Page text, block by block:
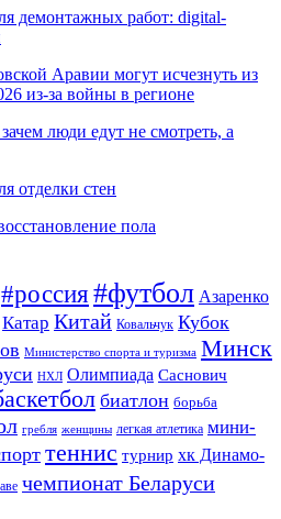
демонтажных работ: digital-
Аравии могут исчезнуть из
из-за войны в регионе
люди едут не смотреть, а
отделки стен
пола
#россия#футбол Азаренко
Катар Китай Ковальчук Кубок
Министерство спорта и туризма Минск
НХЛ Олимпиада Саснович
биатлон борьба
гребля женщины легкая атлетика мини-
теннис турнир хк Динамо-
чемпионат Беларуси